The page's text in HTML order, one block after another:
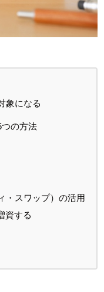
象になる
の方法
・スワップ）の活用
資する